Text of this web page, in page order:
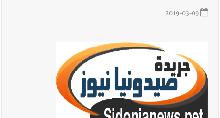
أخبار صيدا عمر مرجان يطلق أكاديمية نادي الحرية لكرة القدم
أخبار لبنان قائد الجيش اللبناني العماد رودولف هيكل استقبل
النائب أكرم شهيب الذي شدد على ضرورة التفاف جميع اللبنانيين
حول الجيش في هذه المرحلة الدقيقة
2019-03-09